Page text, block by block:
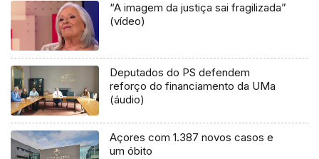
“A imagem da justiça sai fragilizada”
(vídeo)
Deputados do PS defendem
reforço do financiamento da UMa
(áudio)
Açores com 1.387 novos casos e
um óbito